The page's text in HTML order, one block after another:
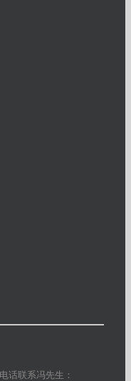
话联系冯先生：